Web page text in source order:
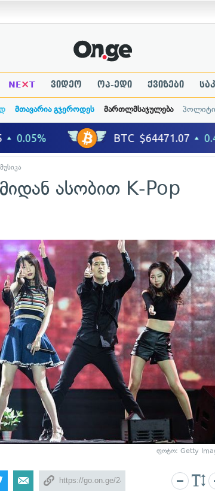
NE×T ვიდეო ოპ-ედი ქვიზები
მთავარია გჯეროდეს მართლმსაჯულება
მუსიკა
ასობით K-Pop
ფოტო: Getty